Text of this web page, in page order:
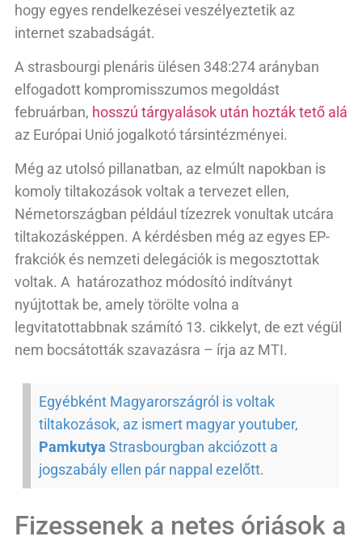
hogy egyes rendelkezései veszélyeztetik az
internet szabadságát.
A strasbourgi plenáris ülésen 348:274 arányban
elfogadott kompromisszumos megoldást
februárban, hosszú tárgyalások után hozták tető alá
az Európai Unió jogalkotó társintézményei.
Még az utolsó pillanatban, az elmúlt napokban is
komoly tiltakozások voltak a tervezet ellen,
Németországban például tízezrek vonultak utcára
tiltakozásképpen. A kérdésben még az egyes EP-
frakciók és nemzeti delegációk is megosztottak
voltak. A határozathoz módosító indítványt
nyújtottak be, amely törölte volna a
legvitatottabbnak számító 13. cikkelyt, de ezt végül
nem bocsátották szavazásra – írja az MTI.
Egyébként Magyarországról is voltak
tiltakozások, az ismert magyar youtuber,
Pamkutya Strasbourgban akciózott a
jogszabály ellen pár nappal ezelőtt.
Fizessenek a netes óriások a